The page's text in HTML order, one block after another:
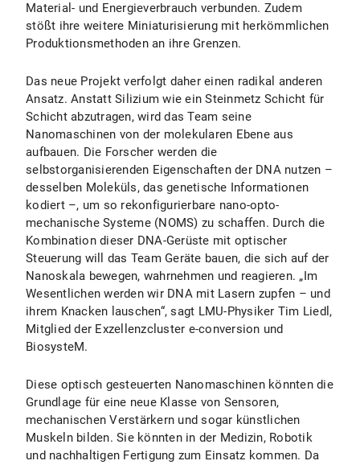
Material- und Energieverbrauch verbunden. Zudem
stößt ihre weitere Miniaturisierung mit herkömmlichen
Produktionsmethoden an ihre Grenzen.
Das neue Projekt verfolgt daher einen radikal anderen
Ansatz. Anstatt Silizium wie ein Steinmetz Schicht für
Schicht abzutragen, wird das Team seine
Nanomaschinen von der molekularen Ebene aus
aufbauen. Die Forscher werden die
selbstorganisierenden Eigenschaften der DNA nutzen –
desselben Moleküls, das genetische Informationen
kodiert –, um so rekonfigurierbare nano-opto-
mechanische Systeme (NOMS) zu schaffen. Durch die
Kombination dieser DNA-Gerüste mit optischer
Steuerung will das Team Geräte bauen, die sich auf der
Nanoskala bewegen, wahrnehmen und reagieren. „Im
Wesentlichen werden wir DNA mit Lasern zupfen – und
ihrem Knacken lauschen“, sagt LMU-Physiker Tim Liedl,
Mitglied der Exzellenzcluster e-conversion und
BiosysteM.
Diese optisch gesteuerten Nanomaschinen könnten die
Grundlage für eine neue Klasse von Sensoren,
mechanischen Verstärkern und sogar künstlichen
Muskeln bilden. Sie könnten in der Medizin, Robotik
und nachhaltigen Fertigung zum Einsatz kommen. Da